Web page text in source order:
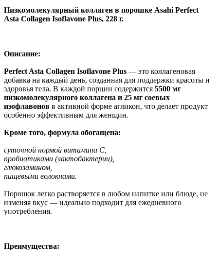
Низкомолекулярный коллаген в порошке Asahi Perfect
Asta Collagen Isoflavone Plus, 228 г.
Описание:
Perfect Asta Collagen Isoflavone Plus — это коллагеновая
добавка на каждый день, созданная для поддержки красоты и
здоровья тела. В каждой порции содержится 5500 мг
низкомолекулярного коллагена и 25 мг соевых
изофлавонов в активной форме агликон, что делает продукт
особенно эффективным для женщин.
Кроме того, формула обогащена:
суточной нормой витамина C,
пробиотиками (лактобактерии),
глюкозамином,
пищевыми волокнами.
Порошок легко растворяется в любом напитке или блюде, не
изменяя вкус — идеально подходит для ежедневного
употребления.
Преимущества: